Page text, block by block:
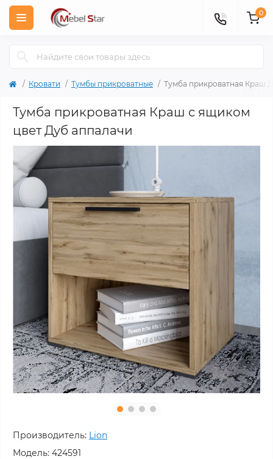
0
Кровати Тумбы прикроватные Тумба прикроватная Краш
Тумба прикроватная Краш с ящиком
цвет Дуб аппалачи
Производитель: Lion
Модель: 424591